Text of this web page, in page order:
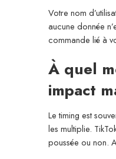
Votre nom
aucune donnée
commande lié à
À quel
impact
Le timing est
les multiplie.
poussée ou non.